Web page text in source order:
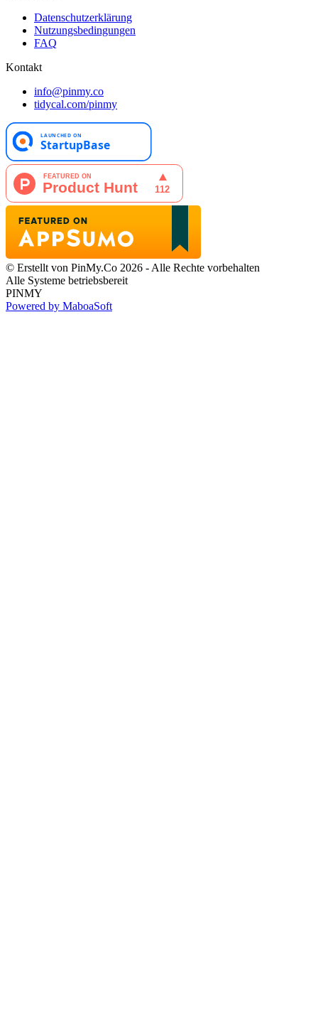
Datenschutzerklärung
Nutzungsbedingungen
FAQ
Kontakt
info@pinmy.co
tidycal.com/pinmy
© Erstellt von PinMy.Co 2026 - Alle Rechte vorbehalten
Alle Systeme betriebsbereit
PINMY
Powered by MaboaSoft